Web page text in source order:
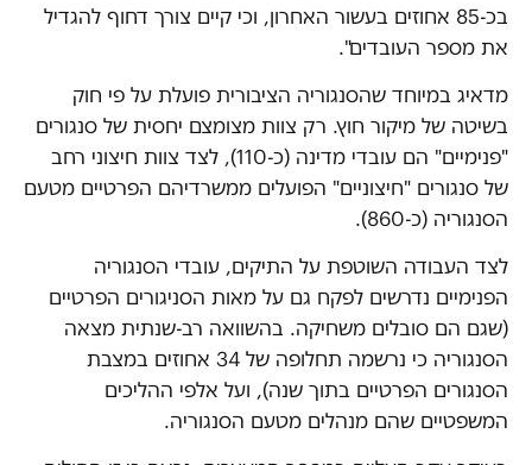
בכ-85 אחוזים בעשור האחרון, וכי קיים צורך דחוף להגדיל
את מספר העובדים".
מדאיג במיוחד שהסנגוריה הציבורית פועלת על פי חוק
בשיטה של מיקור חוץ. רק צוות מצומצם יחסית של סנגורים
"פנימיים" הם עובדי מדינה (כ-110), לצד צוות חיצוני רחב
של סנגורים "חיצוניים" הפועלים ממשרדיהם הפרטיים מטעם
הסנגוריה (כ-860).
לצד העבודה השוטפת על התיקים, עובדי הסנגוריה
הפנימיים נדרשים לפקח גם על מאות הסניגורים הפרטיים
(שגם הם סובלים משחיקה. בהשוואה רב-שנתית מצאה
הסנגוריה כי נרשמה תחלופה של 34 אחוזים במצבת
הסנגורים הפרטיים בתוך שנה), ועל אלפי ההליכים
המשפטיים שהם מנהלים מטעם הסנגוריה.